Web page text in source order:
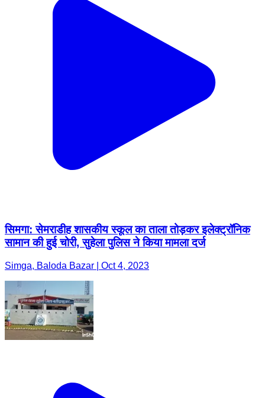
सिमगा: सेमराडीह शासकीय स्कूल का ताला तोड़कर इलेक्ट्रॉनिक
सामान की हुई चोरी, सुहेला पुलिस ने किया मामला दर्ज
Simga, Baloda Bazar | Oct 4, 2023